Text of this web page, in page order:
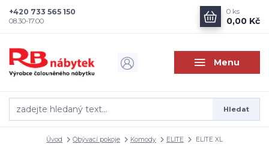
Menu
Hledat
+420 733 565 150
08.30-17.00
0 ks
0,00 Kč
Úvod Obývací pokoje Komody ELITE ELITE XL